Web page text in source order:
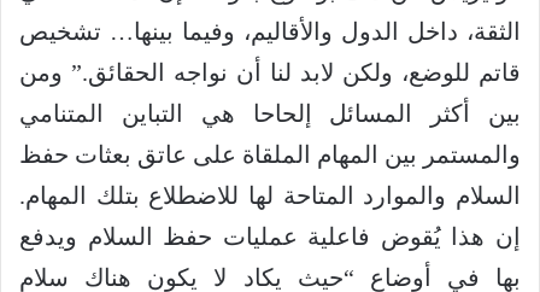
الثقة، داخل الدول والأقاليم، وفيما بينها… تشخيص
قاتم للوضع، ولكن لابد لنا أن نواجه الحقائق.” ومن
بين أكثر المسائل إلحاحا هي التباين المتنامي
والمستمر بين المهام الملقاة على عاتق بعثات حفظ
السلام والموارد المتاحة لها للاضطلاع بتلك المهام.
إن هذا يُقوض فاعلية عمليات حفظ السلام ويدفع
بها في أوضاع “حيث يكاد لا يكون هناك سلام